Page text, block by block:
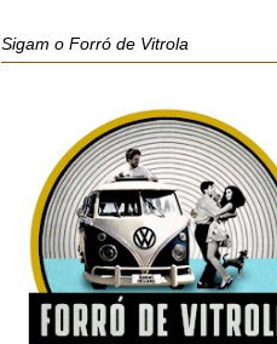
Sigam o Forró de Vitrola